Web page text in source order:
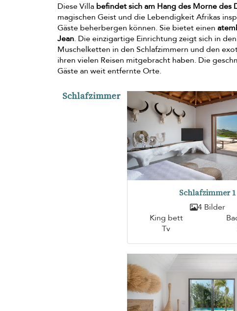
Diese Villa befindet sich am Hang des Morne des
magischen Geist und die Lebendigkeit Afrikas
Gäste beherbergen können. Sie bietet einen
Jean. Die einzigartige Einrichtung zeigt sich in
Muschelketten in den Schlafzimmern und den
ihren vielen Reisen mitgebracht haben. Die
Gäste an weit entfernte Orte.
Schlafzimmer
Schlafzimmer 1
4 Bilder
King bett
Tv